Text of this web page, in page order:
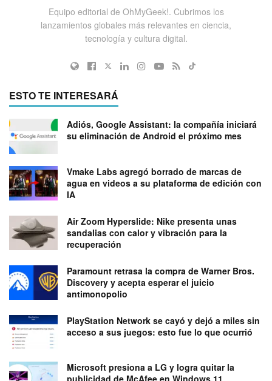
Equipo editorial de OhMyGeek!. Cubrimos los
lanzamientos globales más relevantes en ciencia,
tecnología y cultura digital.
ESTO TE INTERESARÁ
Adiós, Google Assistant: la compañía iniciará
su eliminación de Android el próximo mes
Vmake Labs agregó borrado de marcas de
agua en videos a su plataforma de edición con
IA
Air Zoom Hyperslide: Nike presenta unas
sandalias con calor y vibración para la
recuperación
Paramount retrasa la compra de Warner Bros.
Discovery y acepta esperar el juicio
antimonopolio
PlayStation Network se cayó y dejó a miles sin
acceso a sus juegos: esto fue lo que ocurrió
Microsoft presiona a LG y logra quitar la
publicidad de McAfee en Windows 11